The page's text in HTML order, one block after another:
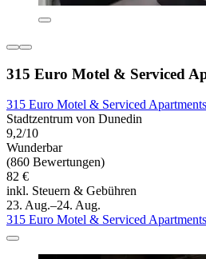
315 Euro Motel & Serviced
315 Euro Motel & Serviced Apartments
Stadtzentrum von Dunedin
9,2/10
Wunderbar
(860 Bewertungen)
82 €
inkl. Steuern & Gebühren
23. Aug.–24. Aug.
315 Euro Motel & Serviced Apartments